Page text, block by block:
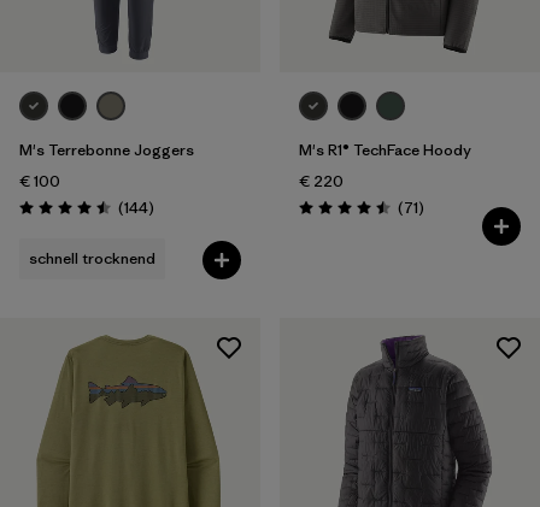
M's Terrebonne Joggers
€ 100
Bewertung: 4.5 / 5
(144Rezensionen
)
schnell trocknend
M's R1® TechFace Hoody
€ 220
Bewertung: 4.5 / 5
(71Rezensionen
)